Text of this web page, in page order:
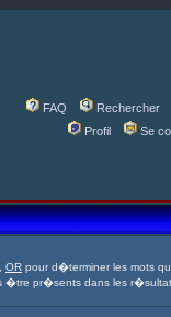
FAQ Rechercher
Profil
Se
OR pour d�terminer les mots
�tre pr�sents dans les